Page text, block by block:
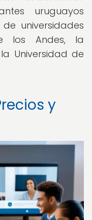
uruguayos
universidades
los Andes, la
Universidad de
y